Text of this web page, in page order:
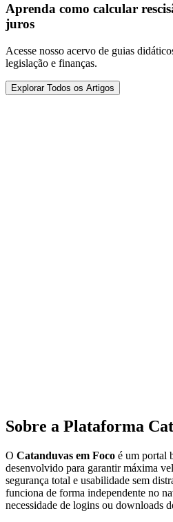
Aprenda como calcular
juros
Acesse nosso acervo de guias
legislação e finanças.
Explorar Todos os Artigos
Sobre a Plataforma
O Catanduvas em Foco é um portal
desenvolvido para garantir máxima
segurança total e usabilidade sem
funciona de forma independente no
necessidade de logins ou downloads